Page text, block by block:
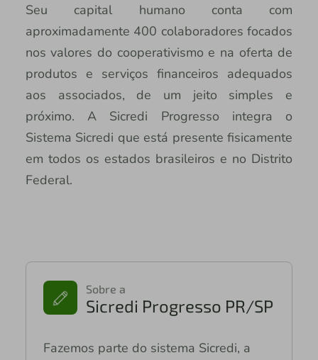
Seu capital humano conta com
aproximadamente 400 colaboradores focados
nos valores do cooperativismo e na oferta de
produtos e serviços financeiros adequados
aos associados, de um jeito simples e
próximo. A Sicredi Progresso integra o
Sistema Sicredi que está presente fisicamente
em todos os estados brasileiros e no Distrito
Federal.
Sobre a
Sicredi Progresso PR/SP
Fazemos parte do sistema Sicredi, a